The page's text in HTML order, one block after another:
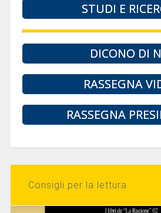
STUDI E
DICONO DI
RASSEGNA
RASSEGNA
Consigli per la lettura